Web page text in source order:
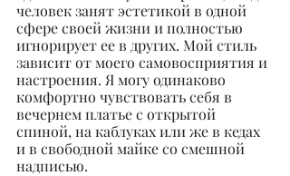
человек занят эстетикой в одной
сфере своей жизни и полностью
игнорирует ее в других. Мой стиль
зависит от моего самовосприятия и
настроения. Я могу одинаково
комфортно чувствовать себя в
вечернем платье с открытой
спиной, на каблуках или же в кедах
и в свободной майке со смешной
надписью.